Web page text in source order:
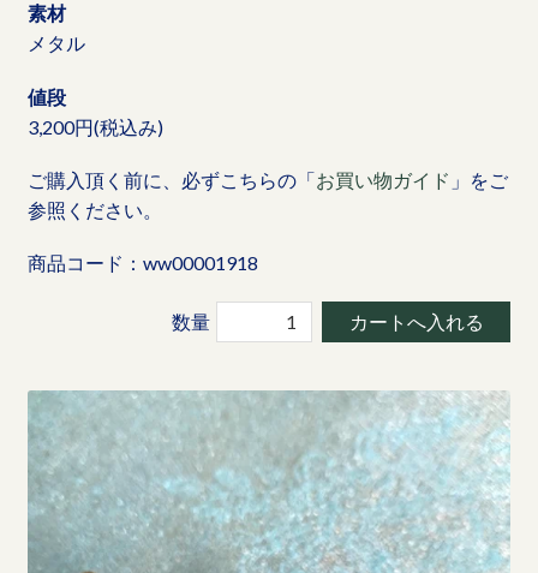
素材
メタル
値段
3,200円(税込み)
ご購入頂く前に、必ずこちらの「お買い物ガイド 」をご
参照ください。
商品コード：ww00001918
数量